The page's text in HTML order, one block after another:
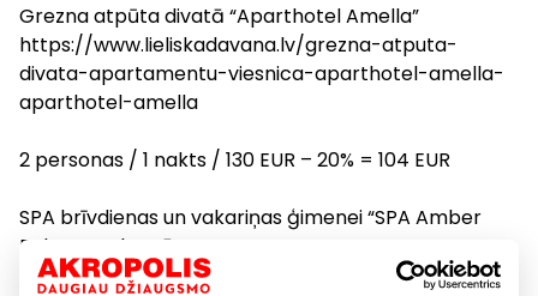
Grezna atpūta divatā “Aparthotel Amella”
https://www.lieliskadavana.lv/grezna-atputa-
divata-apartamentu-viesnica-aparthotel-amella-
aparthotel-amella
2 personas / 1 nakts / 130 EUR – 20% = 104 EUR
SPA brīvdienas un vakariņas ģimenei “SPA Amber
Palace” Palangā
https://www.lieliskadavana.lv/gimenes-atputa-un-